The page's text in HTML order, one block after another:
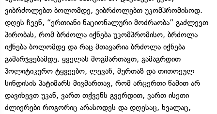
ვიბრძოლებთ ბოლომდე, ვიბრძოლებთ უკომპრომისოდ.
დღეს ჩვენ, “ერთიანი ნაციონალური მოძრაობა” გაძლევთ
პირობას, რომ ბრძოლა იქნება უკომპრომისო, ბრძოლა
იქნება ბოლომდე და რაც მთავარია ბრძოლა იქნება
გამარჯვებამდე. ყველას მოგმართავთ, გამაგრდით
პოლიტიკურო ტყვეებო, ლევან, მურთაზ და თითოეულ
სინდისის პატიმარს მივმართავ, რომ არცერთი წამით არ
დავიხევთ უკან, ვართ თქვენს გვერდით, ვართ ისეთი
ძლიერები როგორიც არასოდეს და დღესაც, ხვალაც,